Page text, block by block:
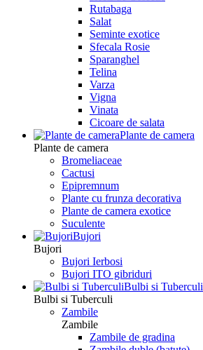
Rutabaga
Salat
Seminte exotice
Sfecala Rosie
Sparanghel
Telina
Varza
Vigna
Vinata
Сicoare de salata
Plante de camera
Plante de camera
Bromeliaceae
Cactusi
Epipremnum
Plante cu frunza decorativa
Plante de camera exotice
Suculente
Bujori
Bujori
Bujori Ierbosi
Bujori ITO gibriduri
Bulbi si Tuberculi
Bulbi si Tuberculi
Zambile
Zambile
Zambile de gradina